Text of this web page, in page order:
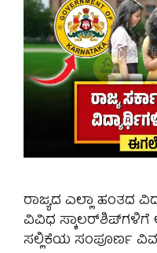
ರಾಜ್ಯದ ಎಲ್ಲಾ ಹಂತದ
ವಿವಿಧ ಸ್ಕಾಲರ್‌ಶಿಪ್‌ಗಳಿಗೆ
ಸಲ್ಲಿಕೆಯ ಸಂಪೂರ್ಣ ವಿವರ